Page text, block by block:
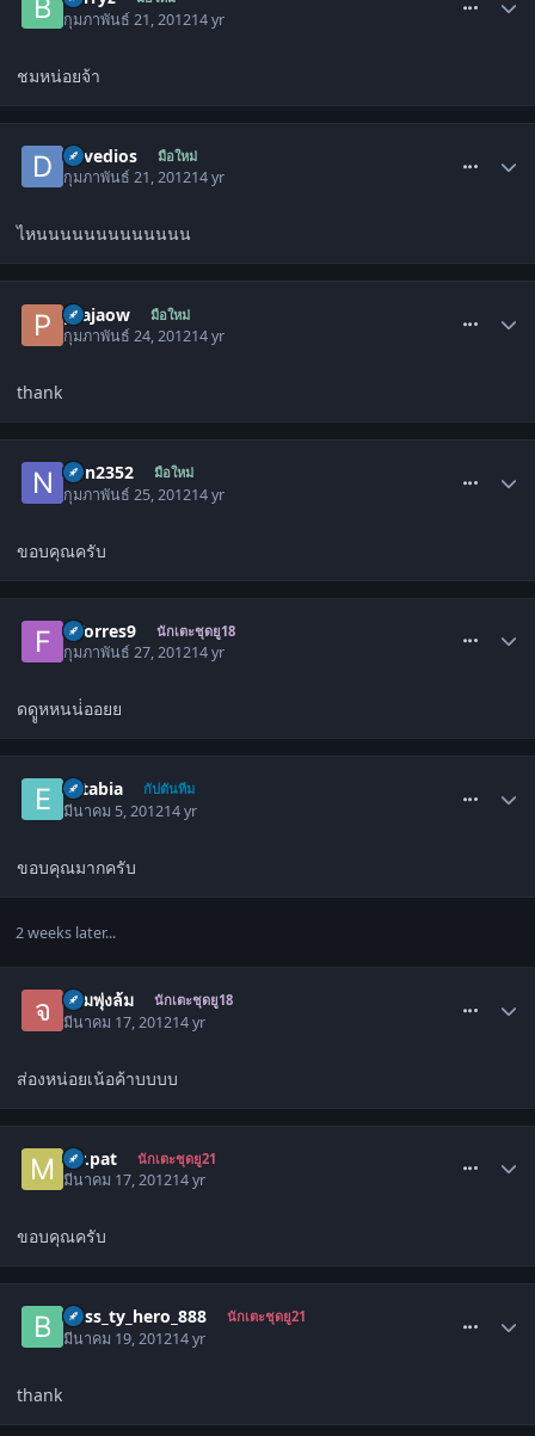
กุมภาพันธ์ 21, 201214 yr
ชมหน่อยจ้า
davedios มือใหม่
กุมภาพันธ์ 21, 201214 yr
ไหนนนนนนนนนนนนน
prajaow มือใหม่
กุมภาพันธ์ 24, 201214 yr
thank
non2352 มือใหม่
กุมภาพันธ์ 25, 201214 yr
ขอบคุณครับ
F.Torres9 นักเตะชุดยู18
กุมภาพันธ์ 27, 201214 yr
ดดููหหนน่่ออยย
estabia กัปตันทีม
มีนาคม 5, 201214 yr
ขอบคุณมากครับ
2 weeks later...
จอมพุ่งล้ม นักเตะชุดยู18
มีนาคม 17, 201214 yr
ส่องหน่อยเน้อค้าบบบบ
Mr.pat นักเตะชุดยู21
มีนาคม 17, 201214 yr
ขอบคุณครับ
boss_ty_hero_888 นักเตะชุดยู21
มีนาคม 19, 201214 yr
thank